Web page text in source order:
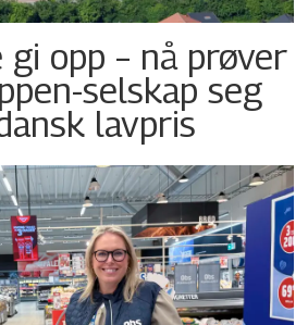
opp – nå prøver
selskap seg
lavpris